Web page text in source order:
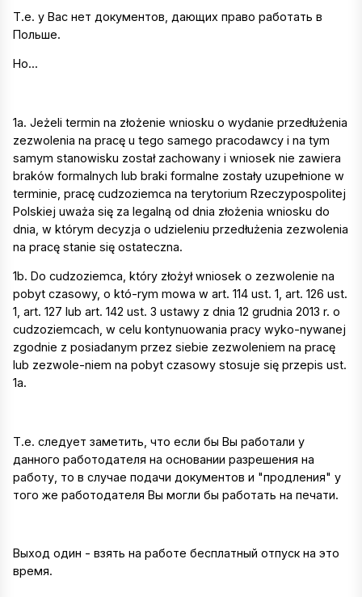
Т.е. у Вас нет документов, дающих право работать в
Польше.
Но...
1a. Jeżeli termin na złożenie wniosku o wydanie przedłużenia
zezwolenia na pracę u tego samego pracodawcy i na tym
samym stanowisku został zachowany i wniosek nie zawiera
braków formalnych lub braki formalne zostały uzupełnione w
terminie, pracę cudzoziemca na terytorium Rzeczypospolitej
Polskiej uważa się za legalną od dnia złożenia wniosku do
dnia, w którym decyzja o udzieleniu przedłużenia zezwolenia
na pracę stanie się ostateczna.
1b. Do cudzoziemca, który złożył wniosek o zezwolenie na
pobyt czasowy, o któ-rym mowa w art. 114 ust. 1, art. 126 ust.
1, art. 127 lub art. 142 ust. 3 ustawy z dnia 12 grudnia 2013 r. o
cudzoziemcach, w celu kontynuowania pracy wyko-nywanej
zgodnie z posiadanym przez siebie zezwoleniem na pracę
lub zezwole-niem na pobyt czasowy stosuje się przepis ust.
1a.
Т.е. следует заметить, что если бы Вы работали у
данного работодателя на основании разрешения на
работу, то в случае подачи документов и "продления" у
того же работодателя Вы могли бы работать на печати.
Выход один - взять на работе бесплатный отпуск на это
время.